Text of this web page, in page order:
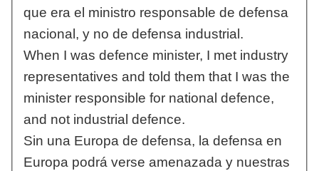
que era el ministro responsable de defensa
nacional, y no de defensa industrial.
When I was defence minister, I met industry
representatives and told them that I was the
minister responsible for national defence,
and not industrial defence.
Sin una Europa de defensa, la defensa en
Europa podrá verse amenazada y nuestras